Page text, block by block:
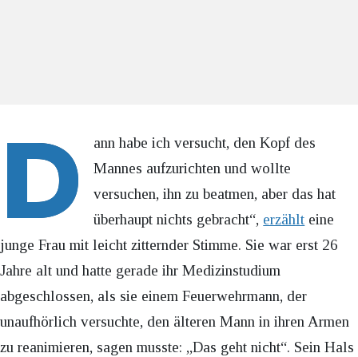
D
ann habe ich versucht, den Kopf des
Mannes aufzurichten und wollte
versuchen, ihn zu beatmen, aber das hat
überhaupt nichts gebracht“, erzählt eine
junge Frau mit leicht zitternder Stimme. Sie war erst 26
Jahre alt und hatte gerade ihr Medizinstudium
abgeschlossen, als sie einem Feuerwehrmann, der
unaufhörlich versuchte, den älteren Mann in ihren Armen
zu reanimieren, sagen musste: „Das geht nicht“. Sein Hals